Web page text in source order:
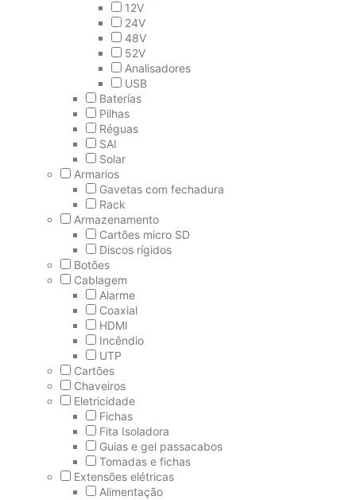
12V
24V
48V
52V
Analisadores
USB
Baterías
Pilhas
Réguas
SAI
Solar
Armarios
Gavetas com fechadura
Rack
Armazenamento
Cartões micro SD
Discos rígidos
Botões
Cablagem
Alarme
Coaxial
HDMI
Incêndio
UTP
Cartões
Chaveiros
Eletricidade
Fichas
Fita Isoladora
Guias e gel passacabos
Tomadas e fichas
Extensões elétricas
Alimentação